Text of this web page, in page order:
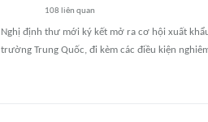
108 liên quan
Nghị định thư mới ký kết mở ra cơ hội xuất
trường Trung Quốc, đi kèm các điều kiện